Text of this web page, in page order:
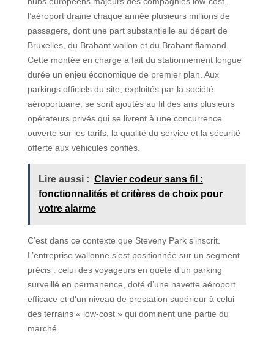
l’aéroport draine chaque année plusieurs millions de
passagers, dont une part substantielle au départ de
Bruxelles, du Brabant wallon et du Brabant flamand.
Cette montée en charge a fait du stationnement longue
durée un enjeu économique de premier plan. Aux
parkings officiels du site, exploités par la société
aéroportuaire, se sont ajoutés au fil des ans plusieurs
opérateurs privés qui se livrent à une concurrence
ouverte sur les tarifs, la qualité du service et la sécurité
offerte aux véhicules confiés.
Lire aussi : Clavier codeur sans fil :
fonctionnalités et critères de choix pour
votre alarme
C’est dans ce contexte que Steveny Park s’inscrit.
L’entreprise wallonne s’est positionnée sur un segment
précis : celui des voyageurs en quête d’un parking
surveillé en permanence, doté d’une navette aéroport
efficace et d’un niveau de prestation supérieur à celui
des terrains « low-cost » qui dominent une partie du
marché.